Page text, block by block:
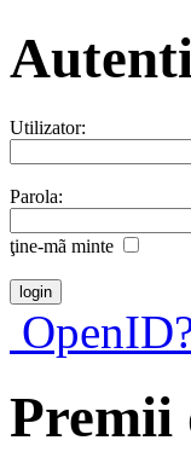
Utilizator:
Parola:
ţine-mã minte
Premii